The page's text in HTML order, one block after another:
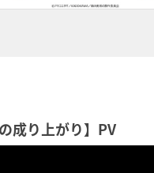
成り上がり】PV